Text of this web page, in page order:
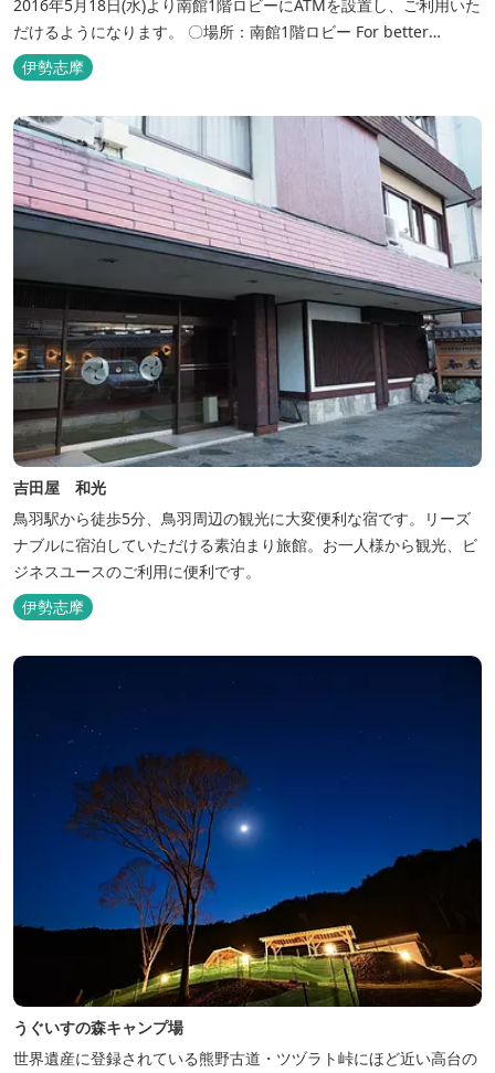
2016年5月18日(水)より南館1階ロビーにATMを設置し、ご利用いた
だけるようになります。 〇場所：南館1階ロビー For better
convenience, ATM Machine which includes cash dispenser will
be available at Todaya Hotel’s 1...
伊勢志摩
吉田屋 和光
鳥羽駅から徒歩5分、鳥羽周辺の観光に大変便利な宿です。リーズ
ナブルに宿泊していただける素泊まり旅館。お一人様から観光、ビ
ジネスユースのご利用に便利です。
伊勢志摩
うぐいすの森キャンプ場
世界遺産に登録されている熊野古道・ツヅラト峠にほど近い高台の